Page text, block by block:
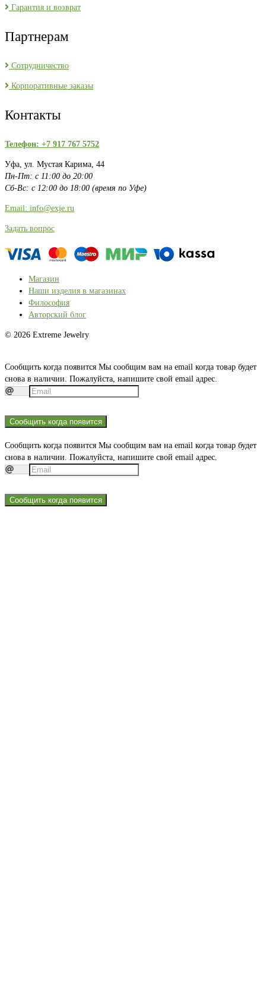
Гарантия и возврат
Партнерам
Сотрудничество
Корпоративные заказы
Контакты
Телефон: +7 917 767 5752
Уфа, ул. Мустая Карима, 44
Пн-Пт: с 11:00 до 20:00
Сб-Вс: с 12:00 до 18:00 (время по Уфе)
Email: info@exje.ru
Задать вопрос
Магазин
Наши изделия в магазинах
Философия
Авторский блог
© 2026 Extreme Jewelry
Сообщить когда появится Мы сообщим вам на email когда товар будет
снова в наличии. Пожалуйста, напишите свой email адрес.
Сообщить когда появится
Сообщить когда появится Мы сообщим вам на email когда товар будет
снова в наличии. Пожалуйста, напишите свой email адрес.
Сообщить когда появится